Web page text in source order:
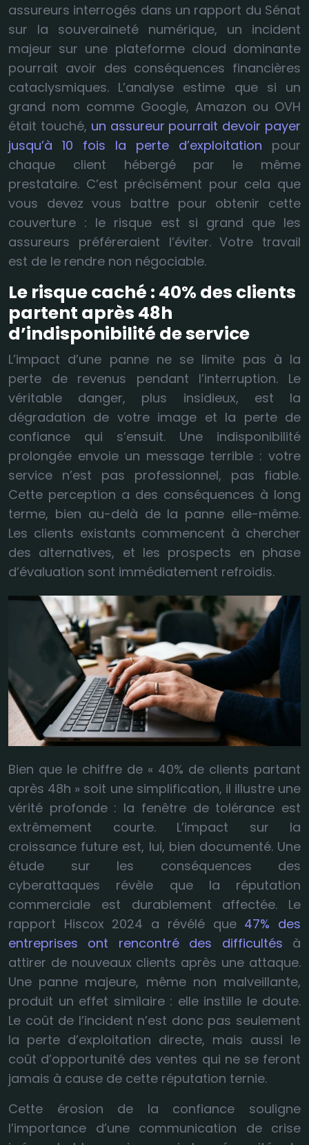
assureurs interrogés dans un rapport du Sénat
sur la souveraineté numérique, un incident
majeur sur une plateforme cloud dominante
pourrait avoir des conséquences financières
cataclysmiques. L’analyse estime que si un
grand nom comme Google, Amazon ou OVH
était touché, un assureur pourrait devoir payer
jusqu’à 10 fois la perte d’exploitation pour
chaque client hébergé par le même
prestataire. C’est précisément pour cela que
vous devez vous battre pour obtenir cette
couverture : le risque est si grand que les
assureurs préféreraient l’éviter. Votre travail
est de le rendre non négociable.
Le risque caché : 40% des clients
partent après 48h
d’indisponibilité de service
L’impact d’une panne ne se limite pas à la
perte de revenus pendant l’interruption. Le
véritable danger, plus insidieux, est la
dégradation de votre image et la perte de
confiance qui s’ensuit. Une indisponibilité
prolongée envoie un message terrible : votre
service n’est pas professionnel, pas fiable.
Cette perception a des conséquences à long
terme, bien au-delà de la panne elle-même.
Les clients existants commencent à chercher
des alternatives, et les prospects en phase
d’évaluation sont immédiatement refroidis.
Bien que le chiffre de « 40% de clients partant
après 48h » soit une simplification, il illustre une
vérité profonde : la fenêtre de tolérance est
extrêmement courte. L’impact sur la
croissance future est, lui, bien documenté. Une
étude sur les conséquences des
cyberattaques révèle que la réputation
commerciale est durablement affectée. Le
rapport Hiscox 2024 a révélé que 47% des
entreprises ont rencontré des difficultés à
attirer de nouveaux clients après une attaque.
Une panne majeure, même non malveillante,
produit un effet similaire : elle instille le doute.
Le coût de l’incident n’est donc pas seulement
la perte d’exploitation directe, mais aussi le
coût d’opportunité des ventes qui ne se feront
jamais à cause de cette réputation ternie.
Cette érosion de la confiance souligne
l’importance d’une communication de crise